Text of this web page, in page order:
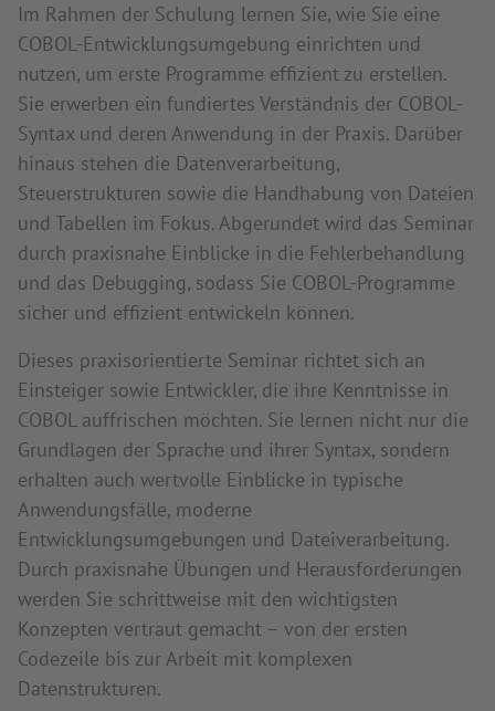
Im Rahmen der Schulung lernen Sie, wie Sie eine
COBOL-Entwicklungsumgebung einrichten und
nutzen, um erste Programme effizient zu erstellen.
Sie erwerben ein fundiertes Verständnis der COBOL-
Syntax und deren Anwendung in der Praxis. Darüber
hinaus stehen die Datenverarbeitung,
Steuerstrukturen sowie die Handhabung von Dateien
und Tabellen im Fokus. Abgerundet wird das Seminar
durch praxisnahe Einblicke in die Fehlerbehandlung
und das Debugging, sodass Sie COBOL-Programme
sicher und effizient entwickeln können.
Dieses praxisorientierte Seminar richtet sich an
Einsteiger sowie Entwickler, die ihre Kenntnisse in
COBOL auffrischen möchten. Sie lernen nicht nur die
Grundlagen der Sprache und ihrer Syntax, sondern
erhalten auch wertvolle Einblicke in typische
Anwendungsfälle, moderne
Entwicklungsumgebungen und Dateiverarbeitung.
Durch praxisnahe Übungen und Herausforderungen
werden Sie schrittweise mit den wichtigsten
Konzepten vertraut gemacht – von der ersten
Codezeile bis zur Arbeit mit komplexen
Datenstrukturen.